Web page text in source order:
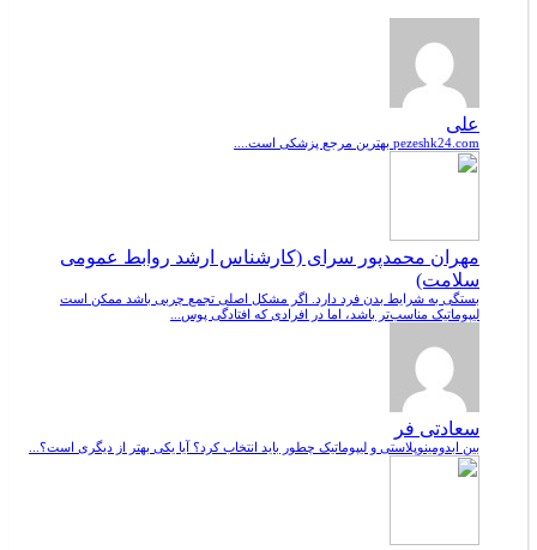
علی
pezeshk24.com بهترین مرجع پزشکی است....
مهران محمدپور سرای (کارشناس ارشد روابط عمومی
سلامت)
بستگی به شرایط بدن فرد دارد. اگر مشکل اصلی تجمع چربی باشد ممکن است
لیپوماتیک مناسب‌تر باشد، اما در افرادی که افتادگی پوس...
سعادتی فر
بین ابدومینوپلاستی و لیپوماتیک چطور باید انتخاب کرد؟ آیا یکی بهتر از دیگری است؟...